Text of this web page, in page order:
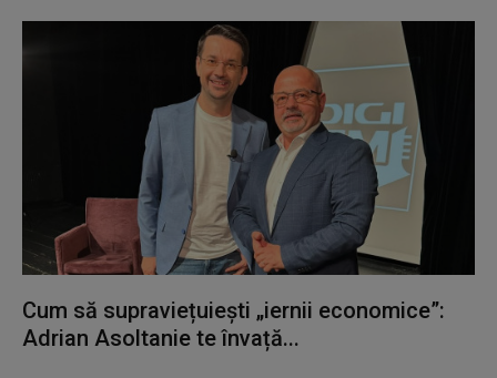
Cum să supraviețuiești „iernii economice”:
Adrian Asoltanie te învață...